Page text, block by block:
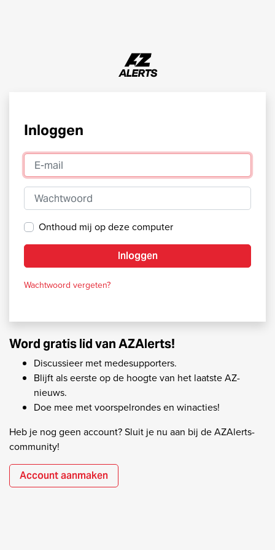
Inloggen
E-mail
Wachtwoord
Onthoud mij op deze computer
Inloggen
Wachtwoord vergeten?
Word gratis lid van AZAlerts!
Discussieer met medesupporters.
Blijft als eerste op de hoogte van het laatste AZ-
nieuws.
Doe mee met voorspelrondes en winacties!
Heb je nog geen account? Sluit je nu aan bij de AZAlerts-
community!
Account aanmaken